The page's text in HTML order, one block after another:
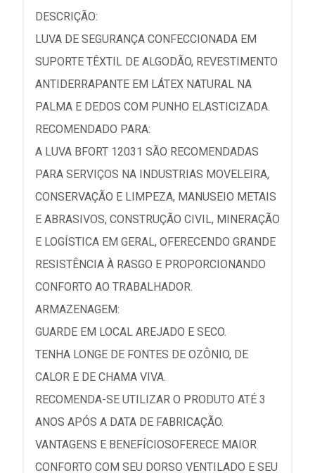
DESCRIÇÃO:
LUVA DE SEGURANÇA CONFECCIONADA EM
SUPORTE TÊXTIL DE ALGODÃO, REVESTIMENTO
ANTIDERRAPANTE EM LÁTEX NATURAL NA
PALMA E DEDOS COM PUNHO ELASTICIZADA.
RECOMENDADO PARA:
A LUVA BFORT 12031 SÃO RECOMENDADAS
PARA SERVIÇOS NA INDUSTRIAS MOVELEIRA,
CONSERVAÇÃO E LIMPEZA, MANUSEIO METAIS
E ABRASIVOS, CONSTRUÇÃO CIVIL, MINERAÇÃO
E LOGÍSTICA EM GERAL, OFERECENDO GRANDE
RESISTÊNCIA À RASGO E PROPORCIONANDO
CONFORTO AO TRABALHADOR.
ARMAZENAGEM:
GUARDE EM LOCAL AREJADO E SECO.
TENHA LONGE DE FONTES DE OZÔNIO, DE
CALOR E DE CHAMA VIVA.
RECOMENDA-SE UTILIZAR O PRODUTO ATÉ 3
ANOS APÓS A DATA DE FABRICAÇÃO.
VANTAGENS E BENEFÍCIOSOFERECE MAIOR
CONFORTO COM SEU DORSO VENTILADO E SEU